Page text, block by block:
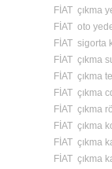
FİAT çıkma
FİAT oto
FİAT sigorta
FİAT çıkma
FİAT çıkma
FİAT çıkma
FİAT çıkma
FİAT çıkma
FİAT çıkma
FİAT çıkma